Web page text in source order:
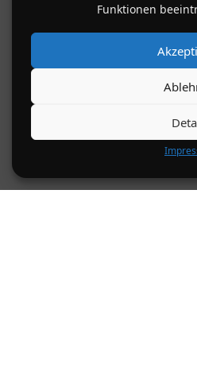
Funktionen